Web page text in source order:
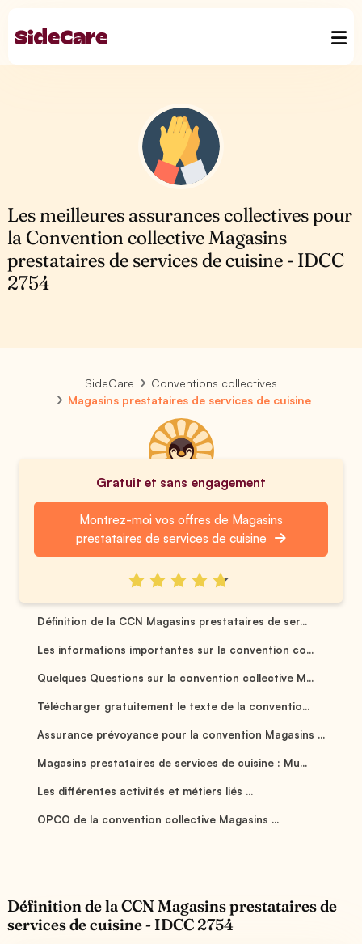
Les meilleures assurances collectives pour
la Convention collective Magasins
prestataires de services de cuisine - IDCC
2754
SideCare
Conventions collectives
Magasins prestataires de services de cuisine
Gratuit et sans engagement
Montrez-moi vos offres de Magasins
prestataires de services de cuisine
Définition de la CCN Magasins prestataires de ser...
Les informations importantes sur la convention co...
Quelques Questions sur la convention collective M...
Télécharger gratuitement le texte de la conventio...
Assurance prévoyance pour la convention Magasins ...
Magasins prestataires de services de cuisine : Mu...
Les différentes activités et métiers liés ...
OPCO de la convention collective Magasins ...
Définition de la CCN Magasins prestataires de
services de cuisine - IDCC 2754